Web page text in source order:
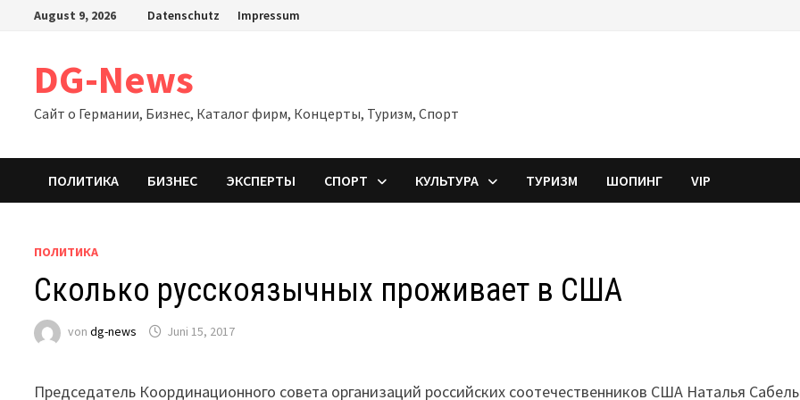
August 9, 2026 Datenschutz Impressum
DG-News
Сайт о Германии, Бизнес, Каталог фирм, Концерты, Туризм, Спорт
ПОЛИТИКА БИЗНЕС ЭКСПЕРТЫ СПОРТ КУЛЬТУРА ТУРИЗМ ШОПИНГ VIP
ПОЛИТИКА
Сколько русскоязычных проживает в США
vondg-news Juni 15, 2017
Председатель Координационного совета организаций российских соотечественников США Наталья